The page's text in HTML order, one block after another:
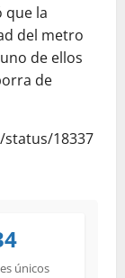
que la
del metro
de ellos
de
18337
únicos